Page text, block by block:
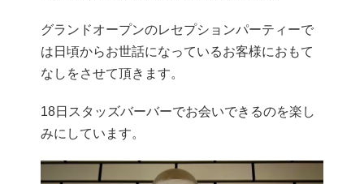
グランドオープンのレセプションパーティーで
は日頃からお世話になっているお客様におもて
なしをさせて頂きます。
18日スタッズバーバーでお会いできるのを楽し
みにしています。